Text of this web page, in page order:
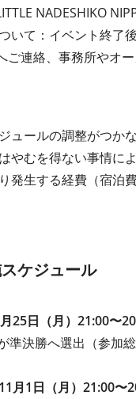
NADESHIKO
いて：イベント終了
ご連絡、事務所やオ
ュールの調整がつか
やむを得ない事情に
発生する経費（宿泊
ケジュール
25日（月）21:00〜
準決勝へ選出（参加
月1日（月）21:00〜